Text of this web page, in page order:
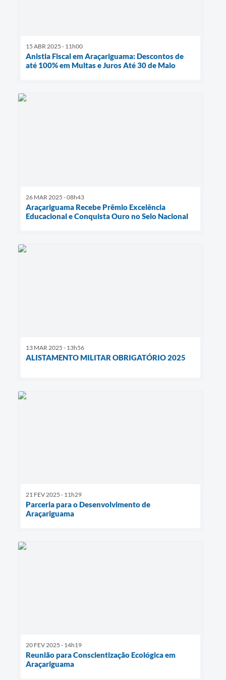
15 ABR 2025 - 11h00
Anistia Fiscal em Araçariguama: Descontos de
até 100% em Multas e Juros Até 30 de Maio
26 MAR 2025 - 08h43
Araçariguama Recebe Prêmio Excelência
Educacional e Conquista Ouro no Selo Nacional
13 MAR 2025 - 13h56
ALISTAMENTO MILITAR OBRIGATÓRIO 2025
21 FEV 2025 - 11h29
Parceria para o Desenvolvimento de
Araçariguama
20 FEV 2025 - 14h19
Reunião para Conscientização Ecológica em
Araçariguama